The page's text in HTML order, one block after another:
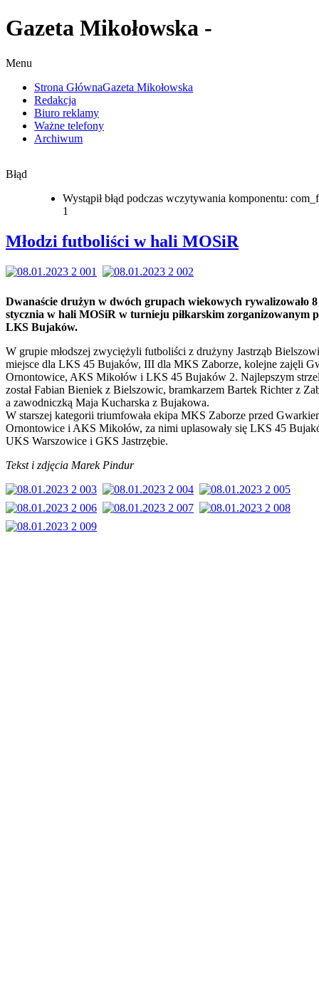
Gazeta Mikołowska -
Menu
Strona GłównaGazeta Mikołowska
Redakcja
Biuro reklamy
Ważne telefony
Archiwum
Błąd
Wystąpił błąd podczas wczytywania komponentu:
1
Młodzi futboliści w hali MOSiR
Dwanaście drużyn w dwóch grupach wiekowych rywalizowało 8
stycznia w hali MOSiR w turnieju piłkarskim zorganizowanym
LKS Bujaków.
W grupie młodszej zwyciężyli futboliści z drużyny Jastrząb
miejsce dla LKS 45 Bujaków, III dla MKS Zaborze, kolejne zajęli
Ornontowice, AKS Mikołów i LKS 45 Bujaków 2. Najlepszym
został Fabian Bieniek z Bielszowic, bramkarzem Bartek Richter z
a zawodniczką Maja Kucharska z Bujakowa.
W starszej kategorii triumfowała ekipa MKS Zaborze przed
Ornontowice i AKS Mikołów, za nimi uplasowały się LKS 45
UKS Warszowice i GKS Jastrzębie.
Tekst i zdjęcia Marek Pindur